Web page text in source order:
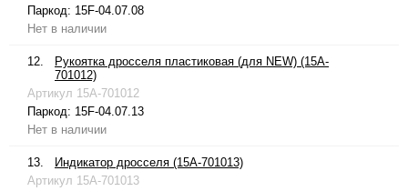
Паркод: 15F-04.07.08
Нет в наличии
12.
Рукоятка дросселя пластиковая (для NEW) (15A-
701012)
Артикул 15A-701012
Паркод: 15F-04.07.13
Нет в наличии
13.
Индикатор дросселя (15A-701013)
Артикул 15A-701013